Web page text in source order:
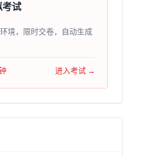
试
境，限时交卷，自动生成
进入考试 →